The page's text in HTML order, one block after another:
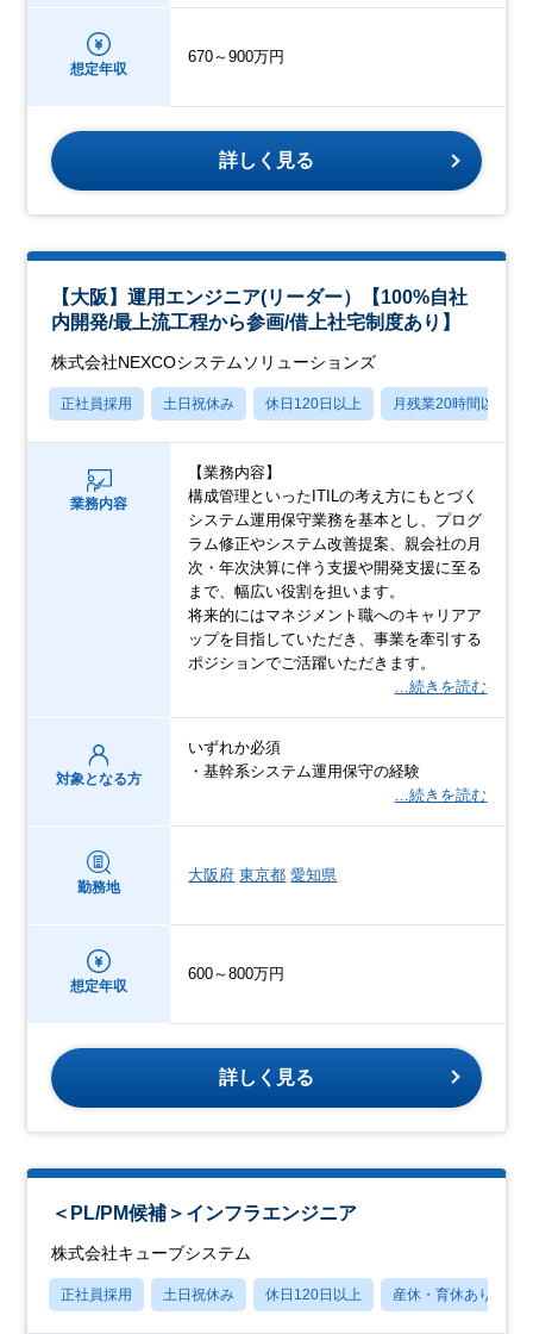
想定年収
670～900万円
詳しく見る
【大阪】運用エンジニア(リーダー）【100%自社
内開発/最上流工程から参画/借上社宅制度あり】
株式会社NEXCOシステムソリューションズ
正社員採用 土日祝休み 休日120日以上 月残業20時間以内
業務内容
【業務内容】
構成管理といったITILの考え方にもとづく
システム運用保守業務を基本とし、プログ
ラム修正やシステム改善提案、親会社の月
次・年次決算に伴う支援や開発支援に至る
まで、幅広い役割を担います。
将来的にはマネジメント職へのキャリアア
ップを目指していただき、事業を牽引する
ポジションでご活躍いただきます。
…続きを読む
対象となる方
いずれか必須
・基幹系システム運用保守の経験
…続きを読む
勤務地
大阪府 東京都 愛知県
想定年収
600～800万円
詳しく見る
＜PL/PM候補＞インフラエンジニア
株式会社キューブシステム
正社員採用 土日祝休み 休日120日以上 産休・育休あり